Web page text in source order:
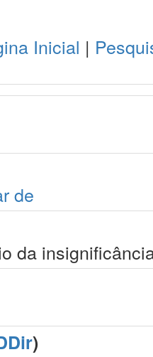
Inicial |
de
da
)